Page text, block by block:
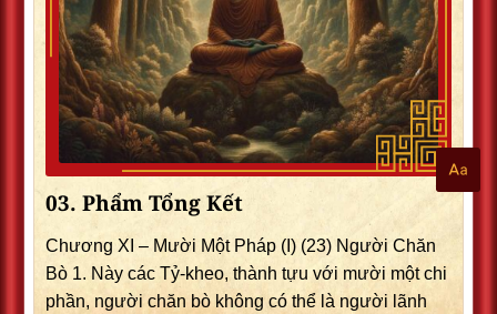
03. Phẩm Tổng Kết
Chương XI – Mười Một Pháp (I) (23) Người Chăn
Bò 1. Này các Tỷ-kheo, thành tựu với mười một chi
phần, người chăn bò không có thể là người lãnh